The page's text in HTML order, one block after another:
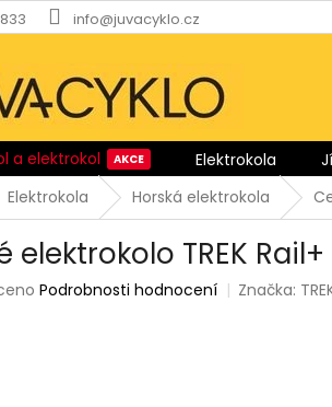
info@juvacyklo.cz
a elektrokol Elektrokola
Elektrokola Horská elektrokola
elektrokolo TREK
Podrobnosti hodnocení Značka: